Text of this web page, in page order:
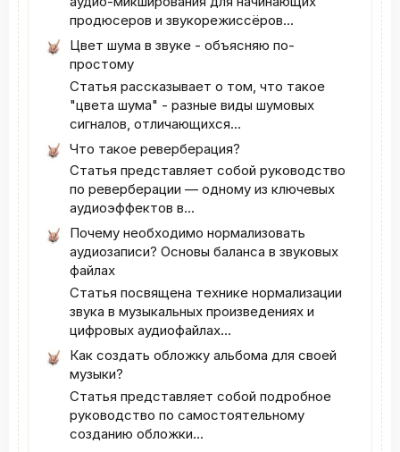
продюсеров и звукорежиссёров...
Цвет шума в звуке - объясняю по-
простому
Статья рассказывает о том, что такое
"цвета шума" - разные виды шумовых
сигналов, отличающихся...
Что такое реверберация?
Статья представляет собой руководство
по реверберации — одному из ключевых
аудиоэффектов в...
Почему необходимо нормализовать
аудиозаписи? Основы баланса в звуковых
файлах
Статья посвящена технике нормализации
звука в музыкальных произведениях и
цифровых аудиофайлах...
Как создать обложку альбома для своей
музыки?
Статья представляет собой подробное
руководство по самостоятельному
созданию обложки...